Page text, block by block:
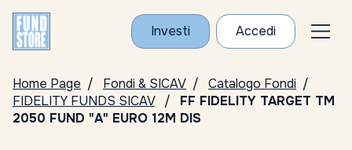
Investi Accedi
Home Page Fondi & SICAV
Catalogo Fondi
FIDELITY FUNDS SICAV
FF FIDELITY TARGET TM
2050 FUND "A" EURO 12M DIS